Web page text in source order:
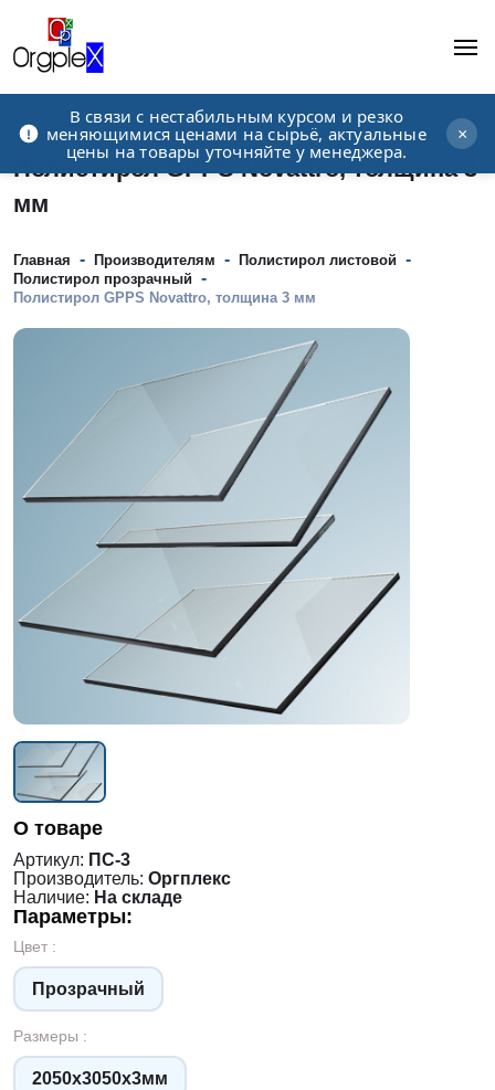
В связи с нестабильным курсом и резко
меняющимися ценами на сырьё, актуальные
цены на товары уточняйте у менеджера.
×
Рекламно-производственная компания
Полистирол GPPS Novattro, толщина 3
мм
Главная - Производителям - Полистирол листовой -
Полистирол прозрачный -
Полистирол GPPS Novattro, толщина 3 мм
О товаре
Артикул: ПС-3
Производитель: Оргплекс
Наличие: На складе
Параметры:
Цвет :
Прозрачный
Размеры :
2050х3050х3мм